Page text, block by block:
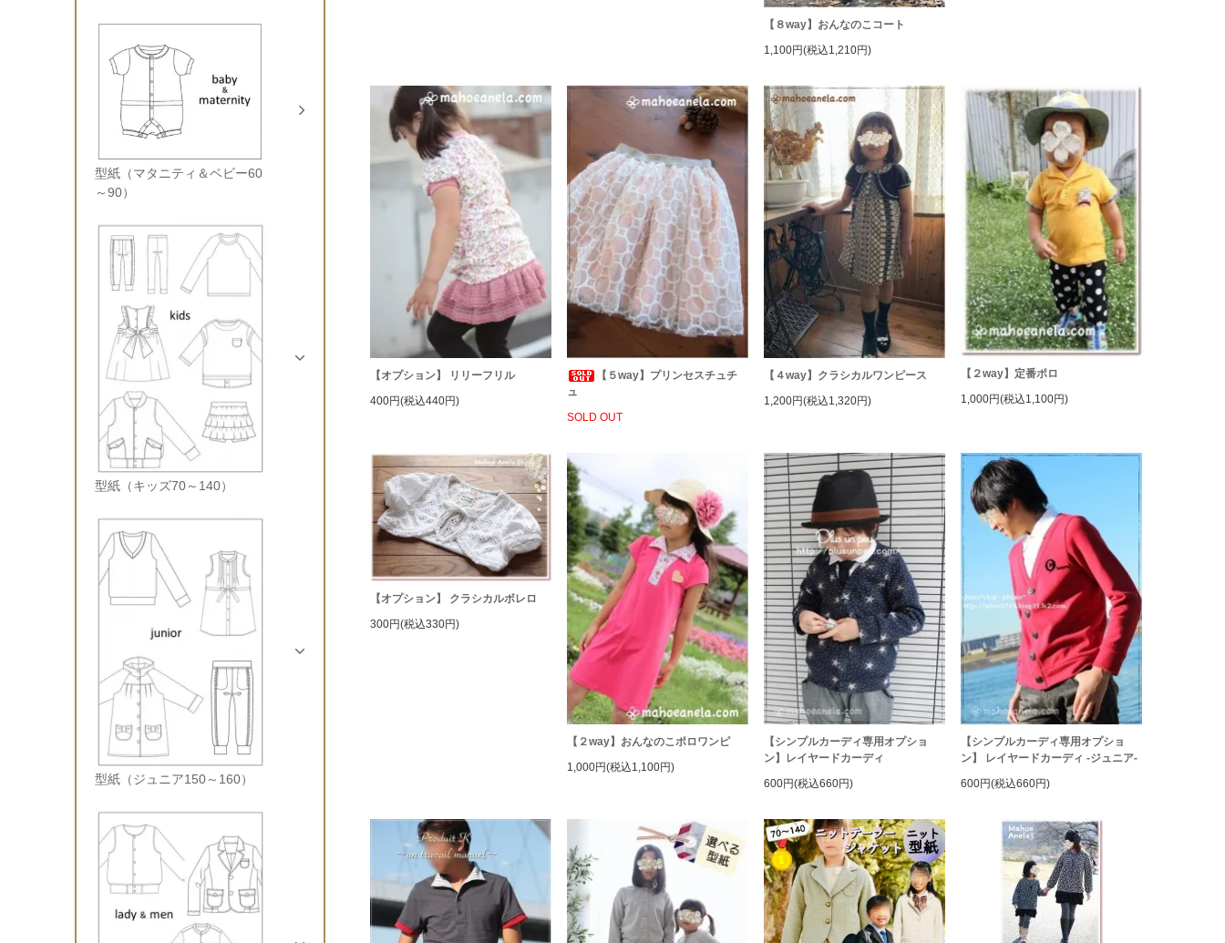
【８way】おんなのこコート
1,100円(税込1,210円)
【オプション】 リリーフリル
400円(税込440円)
【５way】プリンセスチュチ
ュ
SOLD OUT
【４way】クラシカルワンピース
1,200円(税込1,320円)
【２way】定番ポロ
1,000円(税込1,100円)
【オプション】 クラシカルボレロ
300円(税込330円)
【２way】おんなのこポロワンピ
1,000円(税込1,100円)
【シンプルカーディ専用オプショ
ン】レイヤードカーディ
600円(税込660円)
【シンプルカーディ専用オプショ
ン】 レイヤードカーディ -ジュニア-
600円(税込660円)
型紙（マタニティ＆ベビー60
～90）
型紙（キッズ70～140）
型紙（ジュニア150～160）